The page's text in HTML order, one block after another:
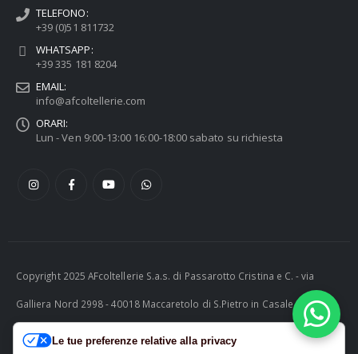
TELEFONO:
+39 (0)51 811732
WHATSAPP:
+39 335 181 8204
EMAIL:
info@afcoltellerie.com
ORARI:
Lun - Ven 9:00-13:00 16:00-18:00 sabato su richiesta
Copyright 2025 AFcoltellerie S.a.s. di Passarotto Cristina e C. - via
Galliera Nord 2998 - 40018 Maccaretolo di S.Pietro in Casale (BO) -
ITALY P.I. 04230081202 | tel. +39 051 811732 | e-mail:
Le tue preferenze relative alla privacy